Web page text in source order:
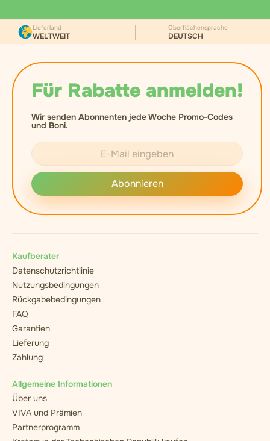
Für Rabatte anmelden!
Wir senden Abonnenten jede Woche Promo-Codes
und Boni.
Abonnieren
Lieferland
WELTWEIT
Oberflächensprache
DEUTSCH
Kaufberater
Datenschutzrichtlinie
Nutzungsbedingungen
Rückgabebedingungen
FAQ
Garantien
Lieferung
Zahlung
Allgemeine Informationen
Über uns
VIVA und Prämien
Partnerprogramm